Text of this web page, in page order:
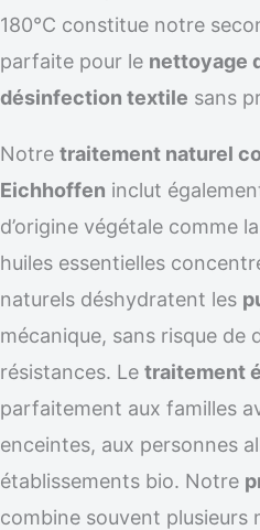
180°C constitue notre
parfaite pour le nettoyage
désinfection textile sans
Notre traitement naturel
Eichhoffen inclut
d’origine végétale comme
huiles essentielles
naturels déshydratent les
mécanique, sans risque de
résistances. Le traitement
parfaitement aux familles
enceintes, aux personnes
établissements bio. Notre
combine souvent plusieurs